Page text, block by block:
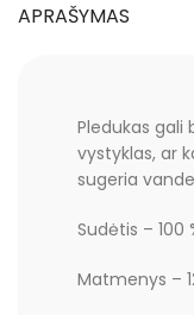
APRAŠYMAS
Pledukas gali
vystyklas, ar
sugeria
Sudėtis – 100
Matmenys –